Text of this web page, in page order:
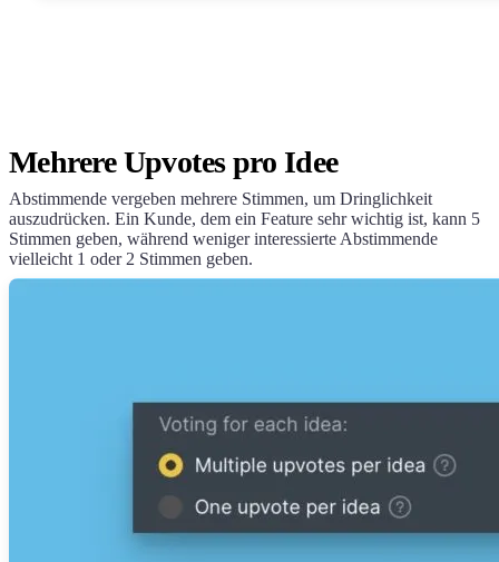
Mehrere Upvotes pro Idee
Abstimmende vergeben mehrere Stimmen, um Dringlichkeit
auszudrücken. Ein Kunde, dem ein Feature sehr wichtig ist, kann 5
Stimmen geben, während weniger interessierte Abstimmende
vielleicht 1 oder 2 Stimmen geben.